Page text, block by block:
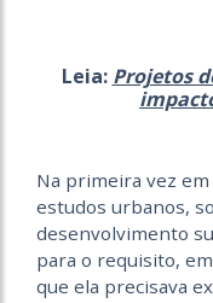
Leia: Projetos
Na primeira vez
estudos urbanos,
desenvolvimento
para o requisito,
que ela precisava